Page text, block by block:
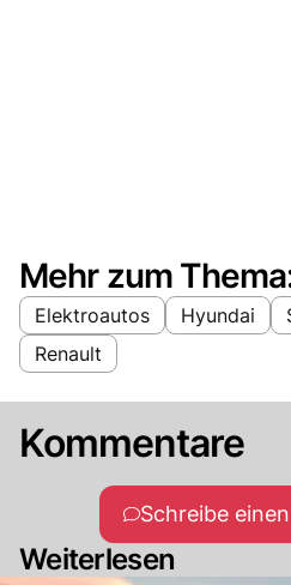
Mehr zum
Elektroautos Hyundai
Renault
Kommentare
Schreibe
Weiterlesen